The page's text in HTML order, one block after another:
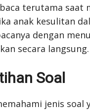
terutama
anak kesulitan
dengan
secara langsung.
Soal
jenis soal